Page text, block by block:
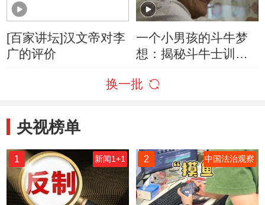
[百家讲坛]汉文帝对李
广的评价
一个小男孩的斗牛梦
想：揭秘斗牛士训练
换一批
央视榜单
1 新闻1+1 2 中国法治观察